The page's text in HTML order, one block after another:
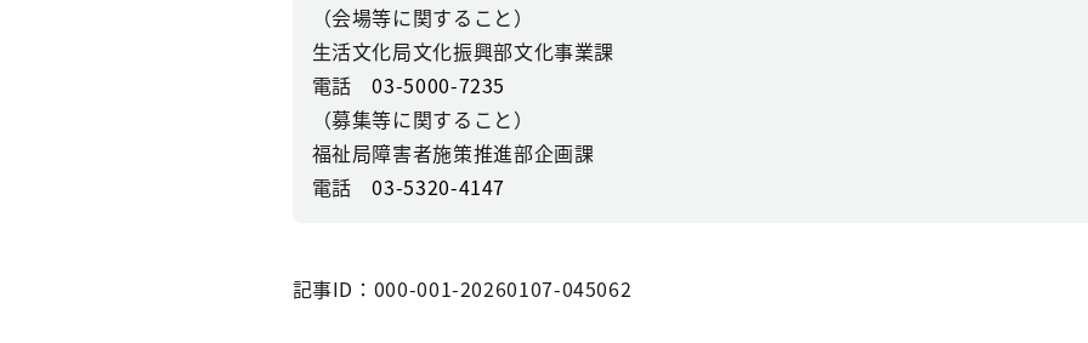
（会場等に関すること）
生活文化局文化振興部文化事業課
電話03-5000-7235
（募集等に関すること）
福祉局障害者施策推進部企画課
電話03-5320-4147
記事ID：000-001-20260107-045062